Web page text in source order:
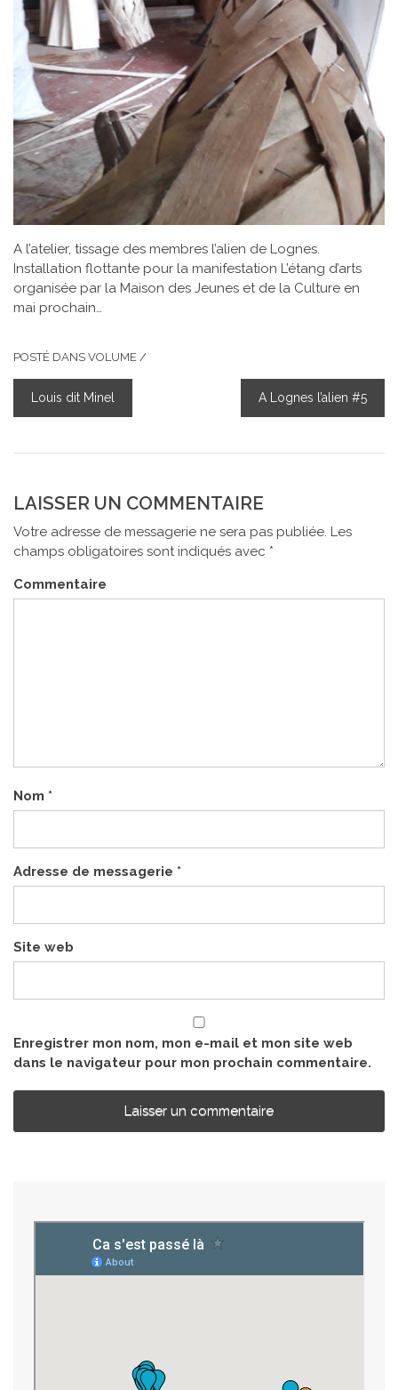
A l’atelier, tissage des membres l’alien de Lognes.
Installation flottante pour la manifestation L’étang d’arts
organisée par la Maison des Jeunes et de la Culture en
mai prochain…
POSTÉ DANS VOLUME /
NAVIGATION
Louis dit Minel A Lognes l’alien #5
LAISSER UN COMMENTAIRE
Votre adresse de messagerie ne sera pas publiée. Les
champs obligatoires sont indiqués avec *
Commentaire
Nom *
Adresse de messagerie *
Site web
Enregistrer mon nom, mon e-mail et mon site web
dans le navigateur pour mon prochain commentaire.